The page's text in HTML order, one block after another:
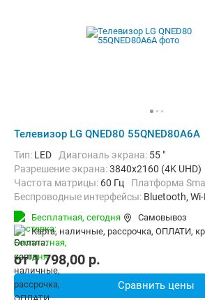
Телевизор LG QNED80 55QNED80A6A
Тип: LED Диагональ экрана: 55 "
Разрешение экрана:3840x2160 (4K UHD)
Частота матрицы: 60 Гц Платформа
Беспроводные интерфейсы: Bluetooth,
Бесплатная, сегодня
Самовывоз
карта, наличные, рассрочка, ОПЛАТИ,
от1 798,00 p.
Сравнить цены